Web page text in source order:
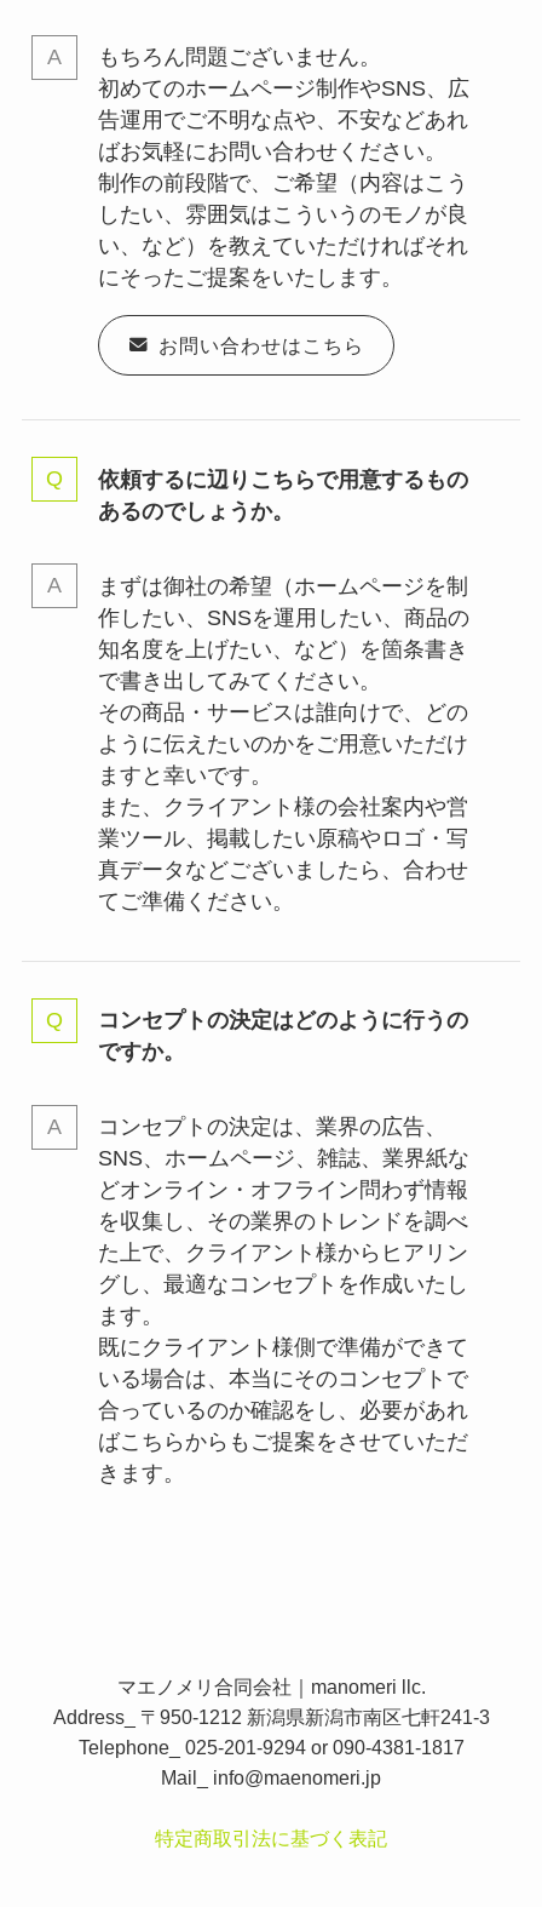
もちろん問題ございません。
初めてのホームページ制作やSNS、広
告運用でご不明な点や、不安などあれ
ばお気軽にお問い合わせください。
制作の前段階で、ご希望（内容はこう
したい、雰囲気はこういうのモノが良
い、など）を教えていただければそれ
にそったご提案をいたします。
お問い合わせはこちら
依頼するに辺りこちらで用意するもの
あるのでしょうか。
まずは御社の希望（ホームページを制
作したい、SNSを運用したい、商品の
知名度を上げたい、など）を箇条書き
で書き出してみてください。
その商品・サービスは誰向けで、どの
ように伝えたいのかをご用意いただけ
ますと幸いです。
また、クライアント様の会社案内や営
業ツール、掲載したい原稿やロゴ・写
真データなどございましたら、合わせ
てご準備ください。
コンセプトの決定はどのように行うの
ですか。
コンセプトの決定は、業界の広告、
SNS、ホームページ、雑誌、業界紙な
どオンライン・オフライン問わず情報
を収集し、その業界のトレンドを調べ
た上で、クライアント様からヒアリン
グし、最適なコンセプトを作成いたし
ます。
既にクライアント様側で準備ができて
いる場合は、本当にそのコンセプトで
合っているのか確認をし、必要があれ
ばこちらからもご提案をさせていただ
きます。
マエノメリ合同会社｜manomeri llc.
Address_ 〒950-1212 新潟県新潟市南区七軒241-3
Telephone_ 025-201-9294 or 090-4381-1817
Mail_ info@maenomeri.jp
特定商取引法に基づく表記